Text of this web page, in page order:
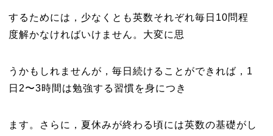
す るためには，少なくとも英数それぞれ毎日10問程
度解かなければいけません。大変に思
うかもしれませんが，毎日続けることができれば，1
日2〜3時間は勉強する習慣を身につき
ま す。さらに， 夏休みが終わる頃には英数の基礎がし